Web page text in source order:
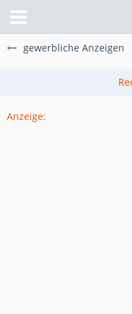
gewerbliche Anzeigen
Anzeige: